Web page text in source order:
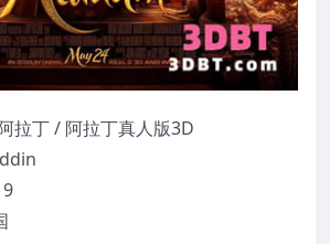
/ 阿拉丁真人版3D